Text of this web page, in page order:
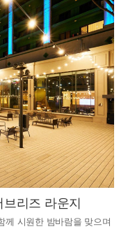
리즈 라운지
께 시원한 밤바람을 맞으며